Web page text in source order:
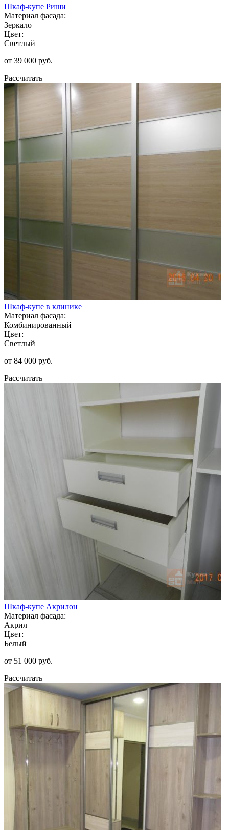
Шкаф-купе Риши
Материал фасада:
Зеркало
Цвет:
Светлый
от 39 000 руб.
Рассчитать
Шкаф-купе в клинике
Материал фасада:
Комбинированный
Цвет:
Светлый
от 84 000 руб.
Рассчитать
Шкаф-купе Акрилон
Материал фасада:
Акрил
Цвет:
Белый
от 51 000 руб.
Рассчитать